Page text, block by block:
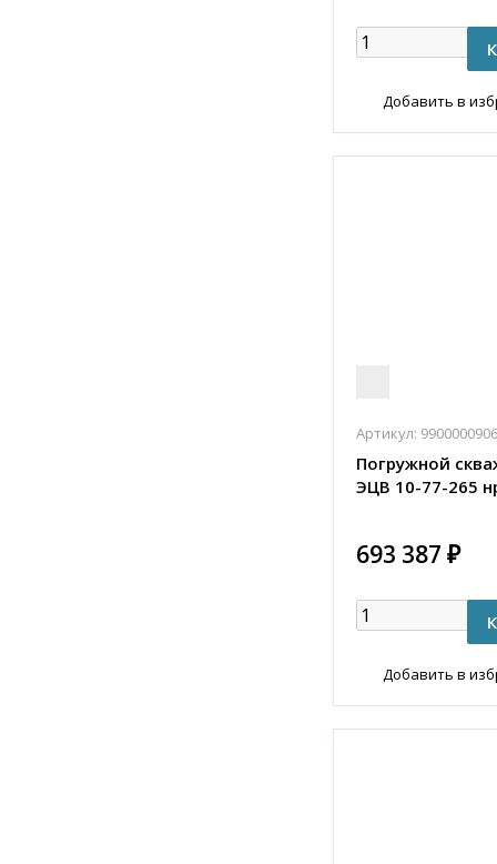
Добавить в
Артикул:
Погружной
ЭЦВ 10-77-265
693 387 ₽
Добавить в